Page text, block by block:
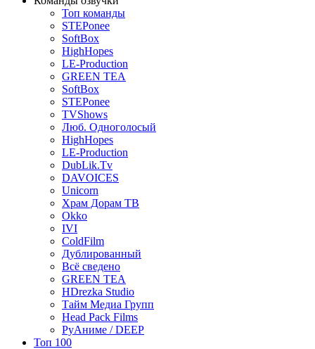
Топ команды
STEPonee
SoftBox
HighHopes
LE-Production
GREEN TEA
SoftBox
STEPonee
TVShows
Люб. Одноголосый
HighHopes
LE-Production
DubLik.Tv
DAVOICES
Unicorn
Храм Дорам ТВ
Okko
IVI
ColdFilm
Дублированный
Всё сведено
GREEN TEA
HDrezka Studio
Тайм Медиа Групп
Head Pack Films
РуАниме / DEEP
Топ 100